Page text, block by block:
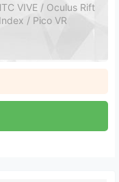
VIVE / Oculus Rift
/ Pico VR